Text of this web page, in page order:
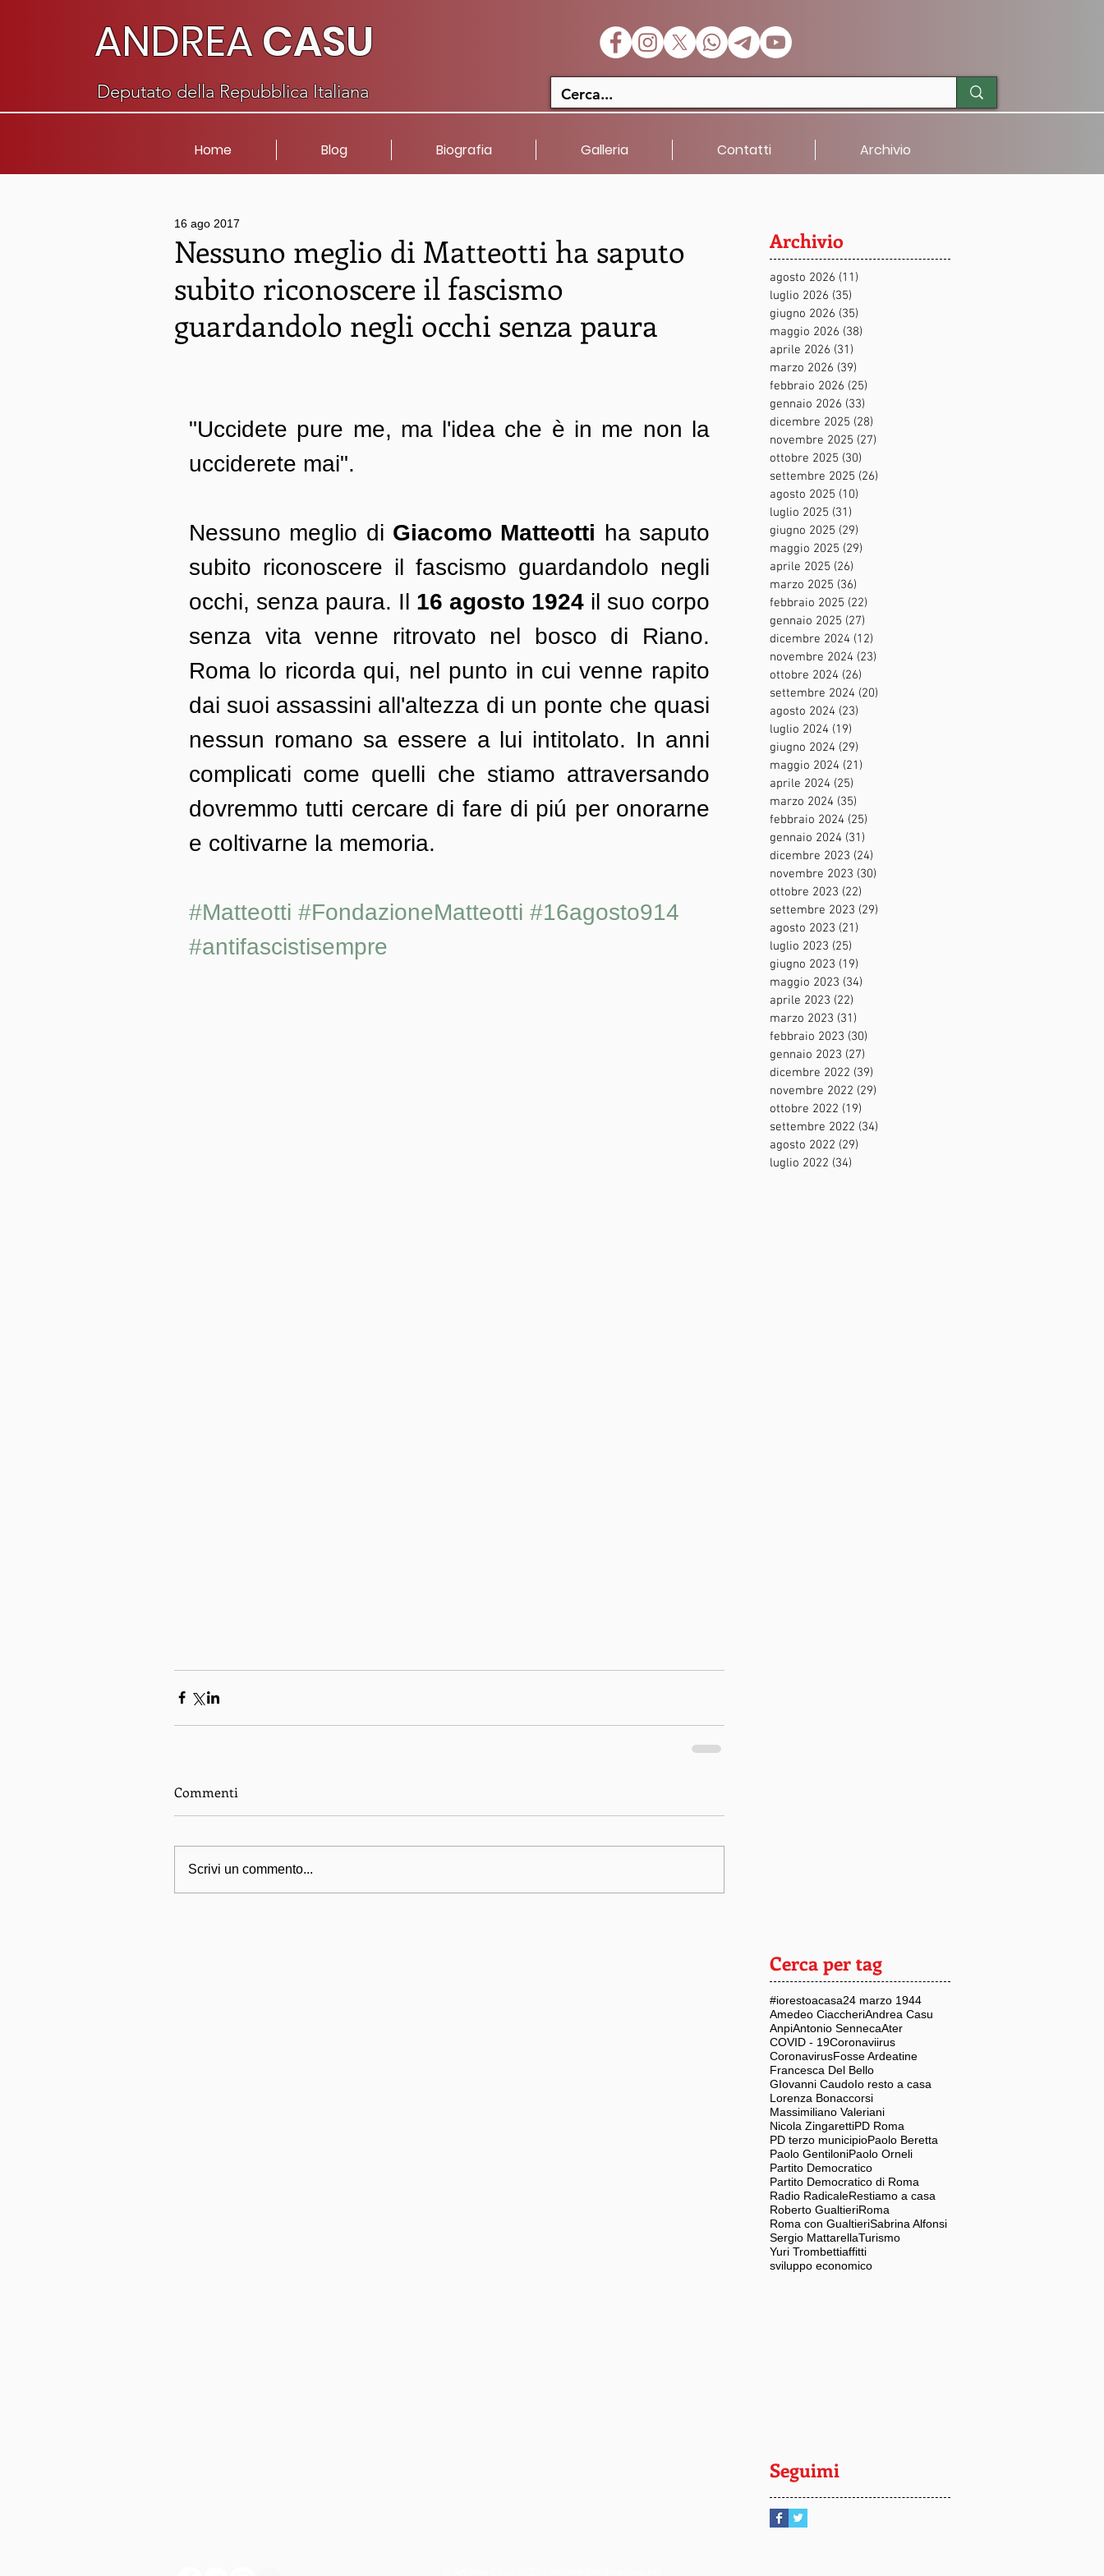
ANDREACASU
Deputato della Repubblica Italiana
Home Blog Biografia Galleria Contatti Archivio
Nessuno meglio di Matteotti ha saputo
subito riconoscere il fascismo
guardandolo negli occhi senza paura
16 ago 2017
"Uccidete pure me, ma l'idea che è in me non la
ucciderete mai".
Nessuno meglio di Giacomo Matteotti ha saputo
subito riconoscere il fascismo guardandolo negli
occhi, senza paura. Il 16 agosto 1924 il suo corpo
senza vita venne ritrovato nel bosco di Riano.
Roma lo ricorda qui, nel punto in cui venne rapito
dai suoi assassini all'altezza di un ponte che quasi
nessun romano sa essere a lui intitolato. In anni
complicati come quelli che stiamo attraversando
dovremmo tutti cercare di fare di piú per onorarne
e coltivarne la memoria.
#Matteotti #FondazioneMatteotti #16agosto914
#antifascistisempre
Commenti
Scrivi un commento...
Archivio
agosto 2026 (11)
luglio 2026 (35)
giugno 2026 (35)
maggio 2026 (38)
aprile 2026 (31)
marzo 2026 (39)
febbraio 2026 (25)
gennaio 2026 (33)
dicembre 2025 (28)
novembre 2025 (27)
ottobre 2025 (30)
settembre 2025 (26)
agosto 2025 (10)
luglio 2025 (31)
giugno 2025 (29)
maggio 2025 (29)
aprile 2025 (26)
marzo 2025 (36)
febbraio 2025 (22)
gennaio 2025 (27)
dicembre 2024 (12)
novembre 2024 (23)
ottobre 2024 (26)
settembre 2024 (20)
agosto 2024 (23)
luglio 2024 (19)
giugno 2024 (29)
maggio 2024 (21)
aprile 2024 (25)
marzo 2024 (35)
febbraio 2024 (25)
gennaio 2024 (31)
dicembre 2023 (24)
novembre 2023 (30)
ottobre 2023 (22)
settembre 2023 (29)
agosto 2023 (21)
luglio 2023 (25)
giugno 2023 (19)
maggio 2023 (34)
aprile 2023 (22)
marzo 2023 (31)
febbraio 2023 (30)
gennaio 2023 (27)
dicembre 2022 (39)
novembre 2022 (29)
ottobre 2022 (19)
settembre 2022 (34)
agosto 2022 (29)
luglio 2022 (34)
Cerca per tag
#iorestoacasa24 marzo 1944
Amedeo CiaccheriAndrea Casu
AnpiAntonio SennecaAter
COVID - 19Coronaviirus
CoronavirusFosse Ardeatine
Francesca Del Bello
GIovanni CaudoIo resto a casa
Lorenza Bonaccorsi
Massimiliano Valeriani
Nicola ZingarettiPD Roma
PD terzo municipioPaolo Beretta
Paolo GentiloniPaolo Orneli
Partito Democratico
Partito Democratico di Roma
Radio RadicaleRestiamo a casa
Roberto GualtieriRoma
Roma con GualtieriSabrina Alfonsi
Sergio MattarellaTurismo
Yuri Trombettiaffitti
sviluppo economico
Seguimi